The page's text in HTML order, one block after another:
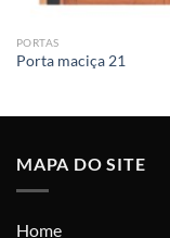
PORTAS
Porta maciça 21
MAPA DO SITE
Home